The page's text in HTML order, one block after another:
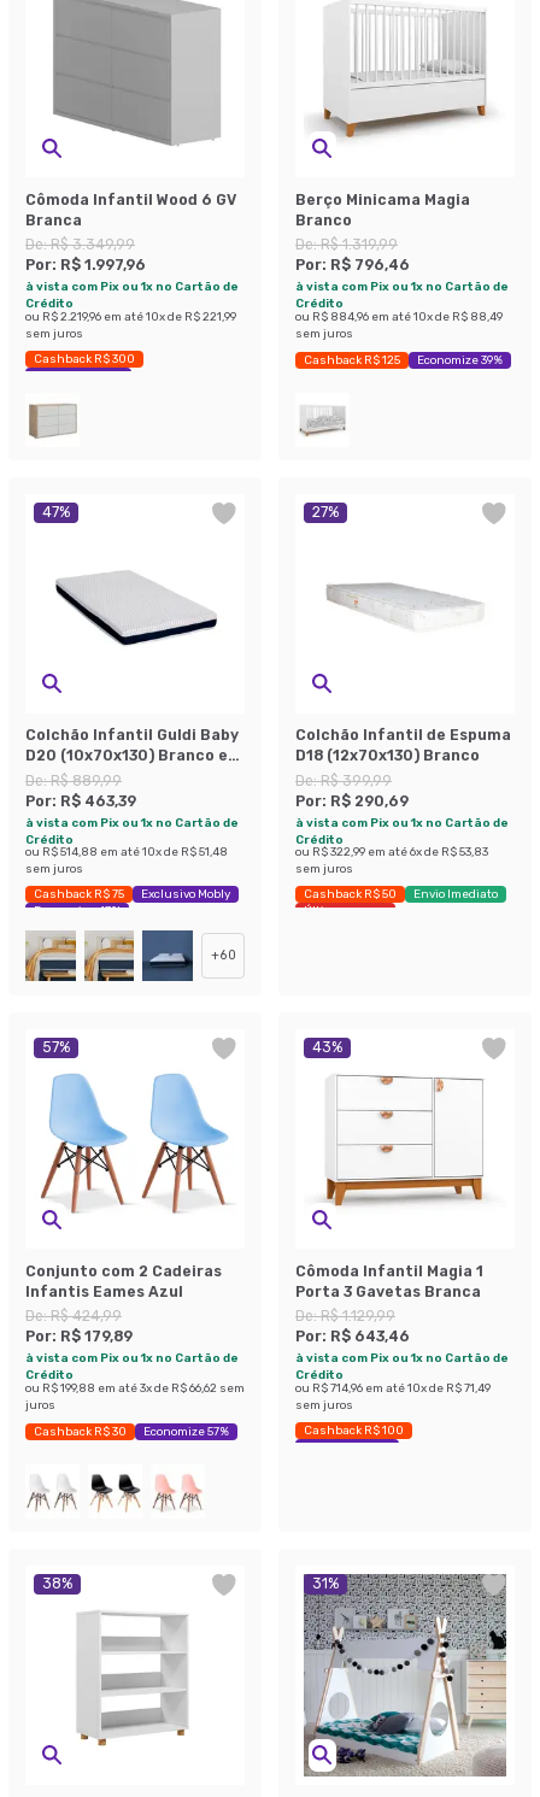
Cômoda Infantil Wood 6 GV
Branca
De:R$ 3.349,99
Por: R$ 1.997,96
à vista com Pix ou 1x no Cartão de
Crédito
ou R$ 2.219,96 em até10x de R$ 221,99
sem juros
Cashback R$ 300
Economize 40%
Berço Minicama Magia
Branco
De:R$ 1.319,99
Por: R$ 796,46
à vista com Pix ou 1x no Cartão de
Crédito
ou R$ 884,96 em até10x de R$ 88,49
sem juros
Cashback R$ 125 Economize 39%
47%
Colchão Infantil Guldi Baby
D20 (10x70x130) Branco e
Azul
De:R$ 889,99
Por: R$ 463,39
à vista com Pix ou 1x no Cartão de
Crédito
ou R$ 514,88 em até10x de R$ 51,48
sem juros
Cashback R$ 75
Exclusivo Mobly
Economize 47%
+60
27%
Colchão Infantil de Espuma
D18 (12x70x130) Branco
De:R$ 399,99
Por: R$ 290,69
à vista com Pix ou 1x no Cartão de
Crédito
ou R$ 322,99 em até6x de R$ 53,83
sem juros
Cashback R$ 50
Envio Imediato
Últimas peças
57%
Conjunto com 2 Cadeiras
Infantis Eames Azul
De:R$ 424,99
Por: R$ 179,89
à vista com Pix ou 1x no Cartão de
Crédito
ou R$ 199,88 em até3x de R$ 66,62 sem
juros
Cashback R$ 30 Economize 57%
43%
Cômoda Infantil Magia 1
Porta 3 Gavetas Branca
De:R$ 1.129,99
Por: R$ 643,46
à vista com Pix ou 1x no Cartão de
Crédito
ou R$ 714,96 em até10x de R$ 71,49
sem juros
Cashback R$ 100
Economize 43%
38% 31%